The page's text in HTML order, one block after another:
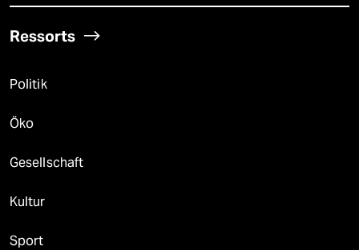
Ressorts
Politik
Öko
Gesellschaft
Kultur
Sport